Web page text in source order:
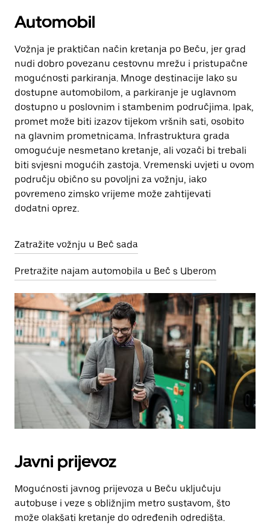
Automobil
Vožnja je praktičan način kretanja po Beču, jer grad
nudi dobro povezanu cestovnu mrežu i pristupačne
mogućnosti parkiranja. Mnoge destinacije lako su
dostupne automobilom, a parkiranje je uglavnom
dostupno u poslovnim i stambenim područjima. Ipak,
promet može biti izazov tijekom vršnih sati, osobito
na glavnim prometnicama. Infrastruktura grada
omogućuje nesmetano kretanje, ali vozači bi trebali
biti svjesni mogućih zastoja. Vremenski uvjeti u ovom
području obično su povoljni za vožnju, iako
povremeno zimsko vrijeme može zahtijevati
dodatni oprez.
Zatražite vožnju u Beč sada
Pretražite najam automobila u Beč s Uberom
Javni prijevoz
Mogućnosti javnog prijevoza u Beču uključuju
autobuse i veze s obližnjim metro sustavom, što
može olakšati kretanje do određenih odredišta.